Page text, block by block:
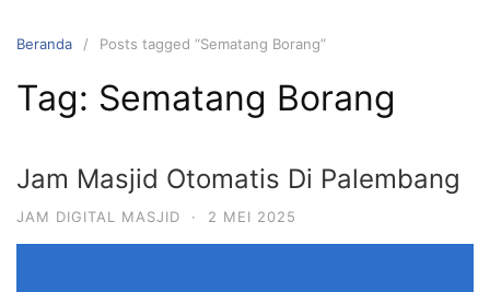
Beranda Posts tagged “Sematang Borang”
Tag: Sematang Borang
Jam Masjid Otomatis Di Palembang
JAM DIGITAL MASJID · 2 MEI 2025